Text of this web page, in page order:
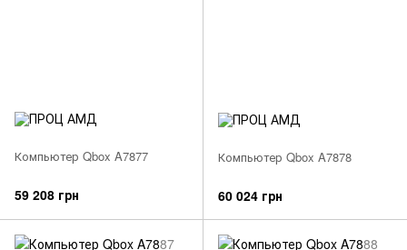
Компьютер Qbox A7877
59 208 грн
Компьютер Qbox A7878
60 024 грн